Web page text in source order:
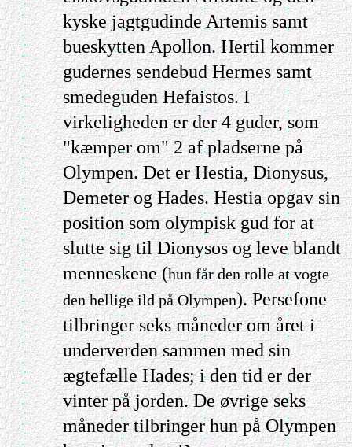
kyske jagtgudinde Artemis samt
bueskytten Apollon. Hertil kommer
gudernes sendebud Hermes samt
smedeguden Hefaistos. I
virkeligheden er der 4 guder, som
"kæmper om" 2 af pladserne på
Olympen. Det er Hestia, Dionysus,
Demeter og Hades. Hestia opgav sin
position som olympisk gud for at
slutte sig til Dionysos og leve blandt
menneskene (hun får den rolle at vogte
den hellige ild på Olympen). Persefone
tilbringer seks måneder om året i
underverden sammen med sin
ægtefælle Hades; i den tid er der
vinter på jorden. De øvrige seks
måneder tilbringer hun på Olympen